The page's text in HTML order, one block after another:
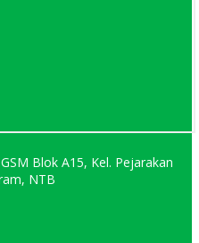
Blok A15, Kel. Pejarakan
NTB